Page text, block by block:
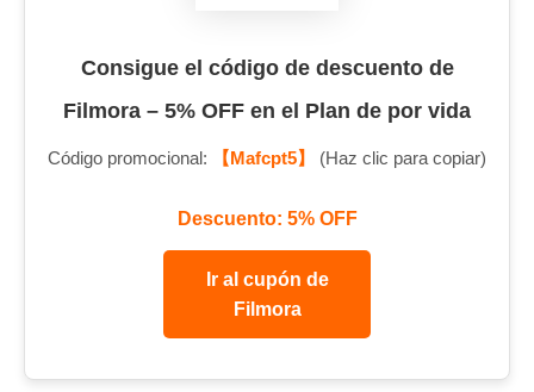
Consigue el código de descuento de
Filmora – 5% OFF en el Plan de por vida
Código promocional: 【Mafcpt5】 (Haz clic para copiar)
Descuento: 5% OFF
Ir al cupón de
Filmora